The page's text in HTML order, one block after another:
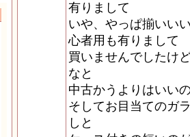
有りまして
いや、やっぱ揃いい
心者用も有りまして
買いませんでしたけ
なと
中古かうよりはいい
そしてお目当てのガ
しと